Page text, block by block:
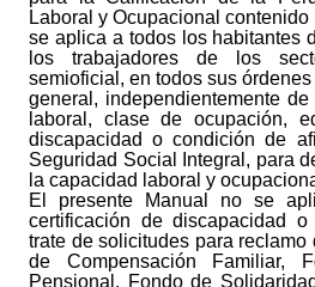
Laboral y Ocupacional
se aplica a todos los habitantes
los trabajadores de los
semioficial, en todos sus
general, independientemente
laboral, clase de ocupación,
discapacidad o condición de
Seguridad Social Integral, para
la capacidad laboral y
El presente Manual no se
certificación de discapacidad
trate de solicitudes para
de Compensación Familiar,
Pensional, Fondo de